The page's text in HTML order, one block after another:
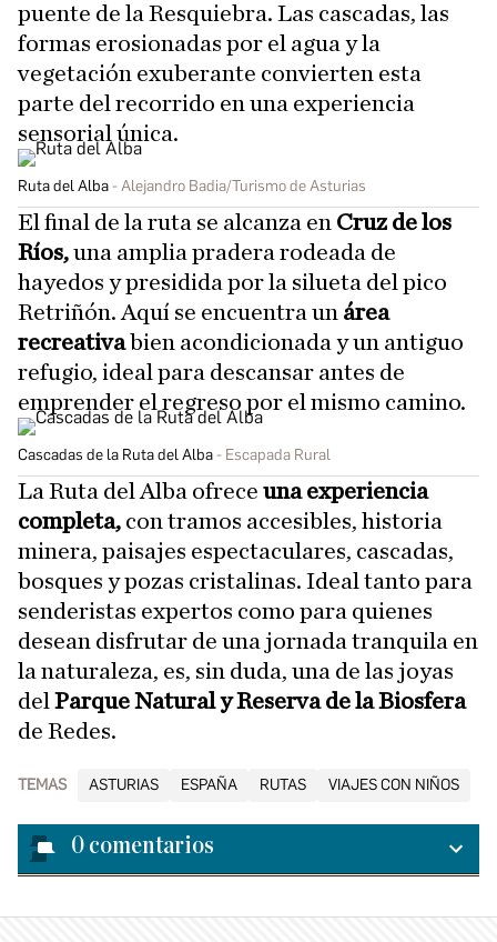
puente de la Resquiebra. Las cascadas, las
formas erosionadas por el agua y la
vegetación exuberante convierten esta
parte del recorrido en una experiencia
sensorial única.
Ruta del Alba Alejandro Badia/Turismo de Asturias
El final de la ruta se alcanza en Cruz de los
Ríos,una amplia pradera rodeada de
hayedos y presidida por la silueta del pico
Retriñón. Aquí se encuentra un área
recreativabien acondicionada y un antiguo
refugio, ideal para descansar antes de
emprender el regreso por el mismo camino.
Cascadas de la Ruta del Alba Escapada Rural
La Ruta del Alba ofrece una experiencia
completa, con tramos accesibles, historia
minera, paisajes espectaculares, cascadas,
bosques y pozas cristalinas. Ideal tanto para
senderistas expertos como para quienes
desean disfrutar de una jornada tranquila en
la naturaleza, es, sin duda, una de las joyas
del Parque Natural y Reserva de la Biosfera
de Redes.
TEMAS ASTURIAS ESPAÑA RUTAS VIAJES CON NIÑOS
0 comentarios